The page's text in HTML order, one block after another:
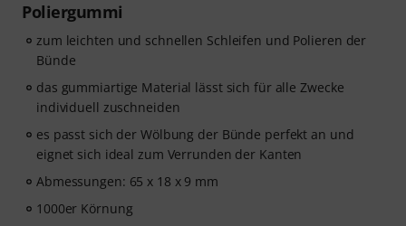
Poliergummi
zum leichten und schnellen Schleifen und Polieren der
Bünde
das gummiartige Material lässt sich für alle Zwecke
individuell zuschneiden
es passt sich der Wölbung der Bünde perfekt an und
eignet sich ideal zum Verrunden der Kanten
Abmessungen: 65 x 18 x 9 mm
1000er Körnung